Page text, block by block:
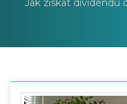
Jak získat dividendu